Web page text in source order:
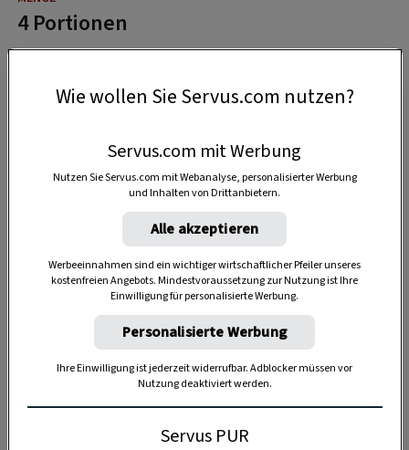
4 Portionen
2 Stunden
SPEICHERN DRUCKEN
Für die Schupfnudeln
450 g
Erdäpfel, mehlig, am Vortag in
der Schale kochen und auskühlen
lassen
Kümmel (ganz)
Wie wollen Sie Servus.com nutzen?
Servus.com mit Werbung
Nutzen Sie Servus.com mit Webanalyse, personalisierter Werbung
und Inhalten von Drittanbietern.
Alle akzeptieren
Werbeeinnahmen sind ein wichtiger wirtschaftlicher Pfeiler unseres
kostenfreien Angebots. Mindestvoraussetzung zur Nutzung ist Ihre
Einwilligung für personalisierte Werbung.
Personalisierte Werbung
Ihre Einwilligung ist jederzeit widerrufbar. Adblocker müssen vor
Nutzung deaktiviert werden.
Servus PUR